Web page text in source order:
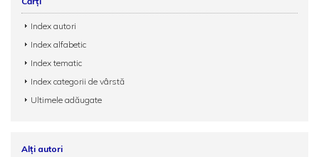
Index autori
Index alfabetic
Index tematic
Index categorii de vârstă
Ultimele adăugate
Alți autori